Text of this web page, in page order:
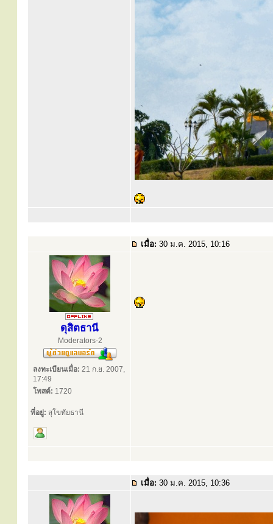
เมื่อ: 30 ม.ค. 2015, 10:16
ดุสิตธานี
Moderators-2
ลงทะเบียนเมื่อ: 21 ก.ย. 2007,
17:49
โพสต์: 1720
ที่อยู่: สุโขทัยธานี
เมื่อ: 30 ม.ค. 2015, 10:36